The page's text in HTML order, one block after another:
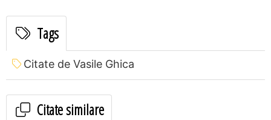
Tags
Citate de Vasile Ghica
Citate similare